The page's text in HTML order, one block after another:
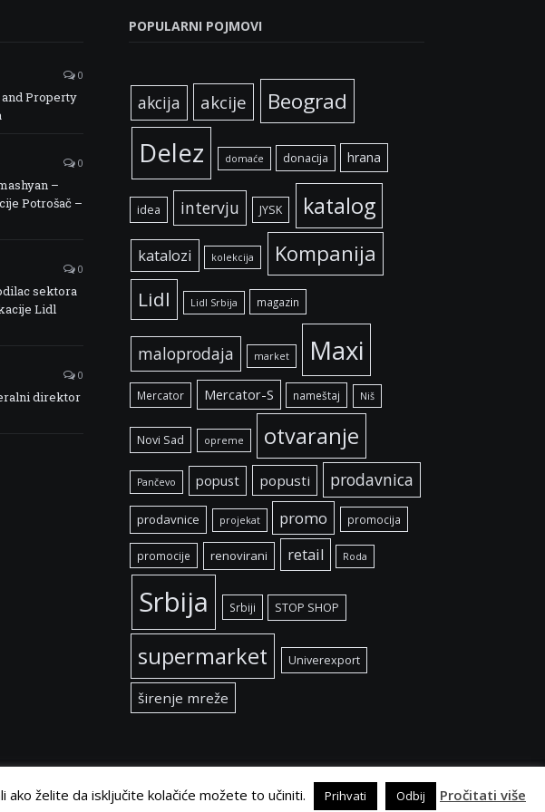
0
Property
0
–
Potrošač –
0
sektora
Lidl
0
direktor
POPULARNI POJMOVI
akcija akcije Beograd
Delez domaće donacija hrana
idea intervju JYSK katalog
katalozi kolekcija Kompanija
Lidl Lidl Srbija magazin
maloprodaja market Maxi
Mercator Mercator-S nameštaj Niš
Novi Sad opreme otvaranje
Pančevo popust popusti prodavnica
prodavnice projekat promo promocija
promocije renovirani retail Roda
Srbija Srbiji STOP SHOP
supermarket Univerexport
širenje mreže
želite da isključite kolačiće možete to učiniti. Prihvati Odbij Pročitati više